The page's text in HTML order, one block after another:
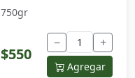
750gr
$550
− +
Agregar